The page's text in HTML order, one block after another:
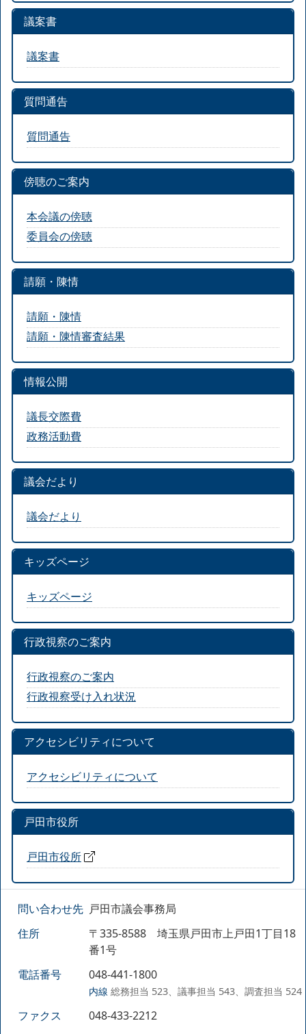
議案書
議案書
質問通告
質問通告
傍聴のご案内
本会議の傍聴
委員会の傍聴
請願・陳情
請願・陳情
請願・陳情審査結果
情報公開
議長交際費
政務活動費
議会だより
議会だより
キッズページ
キッズページ
行政視察のご案内
行政視察のご案内
行政視察受け入れ状況
アクセシビリティについて
アクセシビリティについて
戸田市役所
戸田市役所
問い合わせ先 戸田市議会事務局
住所
〒335-8588 埼玉県戸田市上戸田1丁目18
番1号
電話番号
048-441-1800
内線 総務担当 523、議事担当 543、調査担当 524
ファクス 048-433-2212